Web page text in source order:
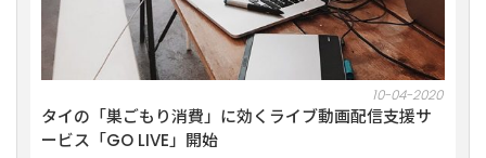
10-04-2020
タイの「巣ごもり消費」に効くライブ動画配信支援サ
ービス「GO LIVE」開始